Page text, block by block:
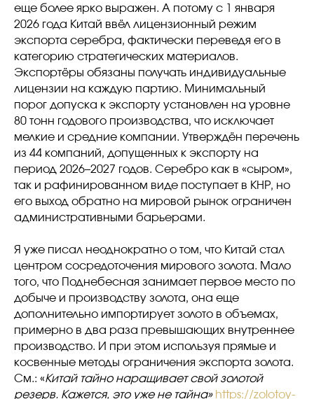
еще более ярко выражен. А потому с 1 января
2026 года Китай ввёл лицензионный режим
экспорта серебра, фактически переведя его в
категорию стратегических материалов.
Экспортёры обязаны получать индивидуальные
лицензии на каждую партию. Минимальный
порог допуска к экспорту установлен на уровне
80 тонн годового производства, что исключает
мелкие и средние компании. Утверждён перечень
из 44 компаний, допущенных к экспорту на
период 2026–2027 годов. Серебро как в «сыром»,
так и рафинированном виде поступает в КНР, но
его выход обратно на мировой рынок ограничен
административными барьерами.
Я уже писал неоднократно о том, что Китай стал
центром сосредоточения мирового золота. Мало
того, что Поднебесная занимает первое место по
добыче и производству золота, она еще
дополнительно импортирует золото в объемах,
примерно в два раза превышающих внутреннее
производство. И при этом используя прямые и
косвенные методы ограничения экспорта золота.
См.: «Китай тайно наращивает свой золотой
резерв. Кажется, это уже не тайна» https://zolotoy-